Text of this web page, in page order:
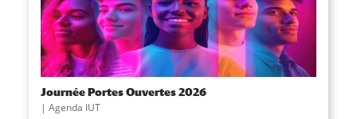
Journée Portes Ouvertes 2026
Agenda IUT